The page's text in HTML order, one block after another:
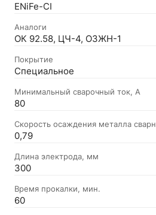
ENiFe-CI
Аналоги
ОК 92.58, ЦЧ-4, ОЗЖН-1
Покрытие
Специальное
Минимальный сварочный ток, А
80
Скорость осаждения металла
0,79
Длина электрода, мм
300
Время прокалки, мин.
60